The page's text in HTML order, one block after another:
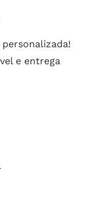
e entrega